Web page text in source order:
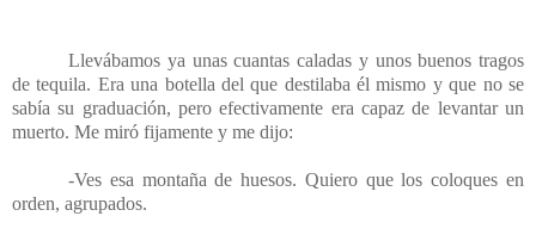
Llevábamos ya unas cuantas caladas y unos buenos tragos
de tequila. Era una botella del que destilaba él mismo y que no se
sabía su graduación, pero efectivamente era capaz de levantar un
muerto. Me miró fijamente y me dijo:
-Ves esa montaña de huesos. Quiero que los coloques en
orden, agrupados.